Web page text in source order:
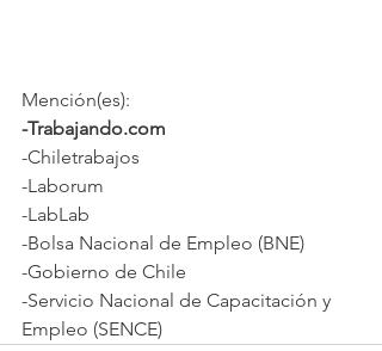
Mención(es):
-Trabajando.com
-Chiletrabajos
-Laborum
-LabLab
-Bolsa Nacional de Empleo (BNE)
-Gobierno de Chile
-Servicio Nacional de Capacitación y
Empleo (SENCE)